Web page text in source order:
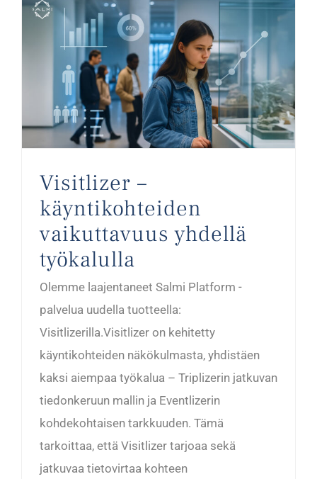
Visitlizer –
käyntikohteiden
vaikuttavuus yhdellä
työkalulla
Olemme laajentaneet Salmi Platform -
palvelua uudella tuotteella:
Visitlizerilla.Visitlizer on kehitetty
käyntikohteiden näkökulmasta, yhdistäen
kaksi aiempaa työkalua – Triplizerin jatkuvan
tiedonkeruun mallin ja Eventlizerin
kohdekohtaisen tarkkuuden. Tämä
tarkoittaa, että Visitlizer tarjoaa sekä
jatkuvaa tietovirtaa kohteen